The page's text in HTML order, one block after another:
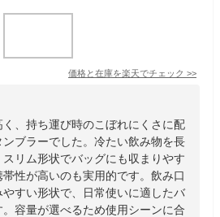
価格と在庫を楽天でチェック >>
、持ち運び時のこぼれにくさに配
ブラーでした。冷たい飲み物を長
リム形状でバッグにも収まりやす
性が高いのも実用的です。飲み口
すい形状で、日常使いに適したバ
容量が選べるため使用シーンに合